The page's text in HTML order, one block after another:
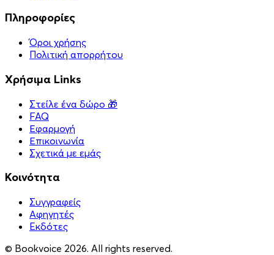
Πληροφορίες
Όροι χρήσης
Πολιτική απορρήτου
Χρήσιμα Links
Στείλε ένα δώρο 🎁
FAQ
Εφαρμογή
Επικοινωνία
Σχετικά με εμάς
Κοινότητα
Συγγραφείς
Αφηγητές
Eκδότες
© Bookvoice 2026. All rights reserved.